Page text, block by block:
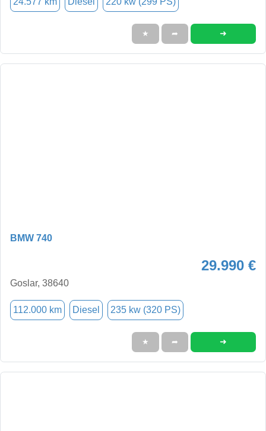
★ ➦ ➜
BMW 740
29.990 €
Goslar, 38640
112.000 km Diesel 235 kw (320 PS)
★ ➦ ➜